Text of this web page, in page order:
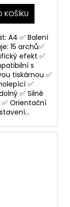
KOŠÍKU
A4 ✅ Balení
15 archů✅
efekt ✅
s
tiskárnou ✅
✅
✅ Silně
Orientační